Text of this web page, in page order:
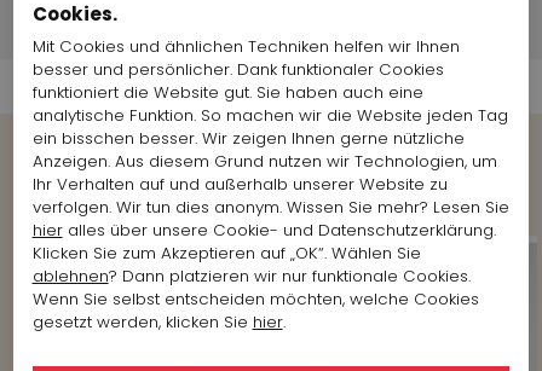
Versandinformationen
Shop the Look
Cookies.
Mit Cookies und ähnlichen Techniken helfen wir Ihnen
besser und persönlicher. Dank funktionaler Cookies
funktioniert die Website gut. Sie haben auch eine
analytische Funktion. So machen wir die Website jeden Tag
ein bisschen besser. Wir zeigen Ihnen gerne nützliche
Anzeigen. Aus diesem Grund nutzen wir Technologien, um
Ihr Verhalten auf und außerhalb unserer Website zu
verfolgen. Wir tun dies anonym. Wissen Sie mehr? Lesen Sie
hieralles über unsere Cookie- und Datenschutzerklärung.
Klicken Sie zum Akzeptieren auf „OK“. Wählen Sie
ablehnen? Dann platzieren wir nur funktionale Cookies.
Wenn Sie selbst entscheiden möchten, welche Cookies
gesetzt werden, klicken Sie hier.